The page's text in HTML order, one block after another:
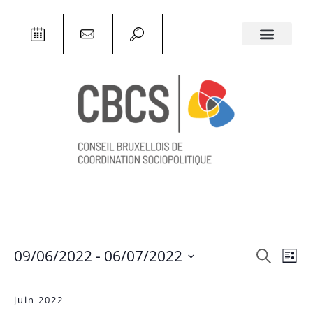
RECHERCHE
LISTE
09/06/2022 - 06/07/2022
date.
juin 2022